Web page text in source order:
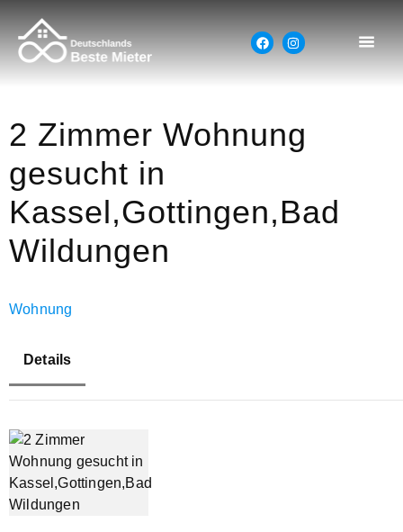
2 Zimmer Wohnung
gesucht in
Kassel,Gottingen,Bad
Wildungen
Wohnung
Details